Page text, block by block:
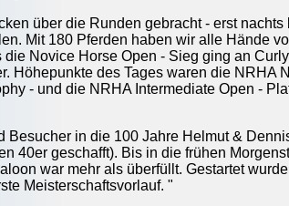
über die Runden gebracht - erst
Mit 180 Pferden haben wir alle Hände
die Novice Horse Open - Sieg ging an
Höhepunkte des Tages waren die NRHA
- und die NRHA Intermediate Open -
Besucher in die 100 Jahre Helmut &
40er geschafft). Bis in die frühen
war mehr als überfüllt. Gestartet
Meisterschaftsvorlauf. "